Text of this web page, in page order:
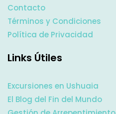
Contacto
Términos y Condiciones
Política de Privacidad
Links Útiles
Excursiones en Ushuaia
El Blog del Fin del Mundo